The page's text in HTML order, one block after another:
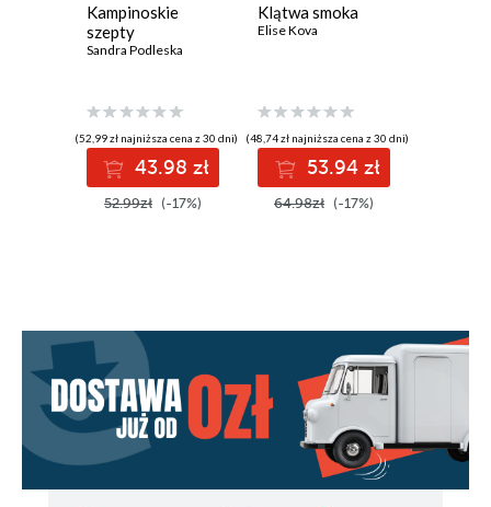
Kampinoskie
szepty
Sandra Podleska
(52,99 zł najniższa cena z 30 dni)
43.98 zł
52.99zł (-17%)
Klątwa smoka
Elise Kova
(48,74 zł najniższa cena z 30 dni)
53.94 zł
64.98zł (-17%)